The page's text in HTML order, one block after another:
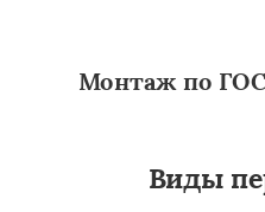
Монтаж по
Виды